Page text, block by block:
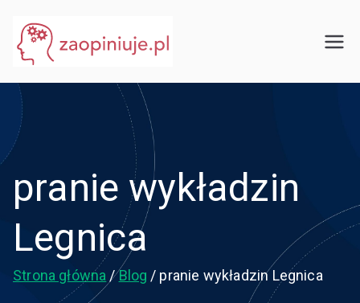
treści
pranie wykładzin
Legnica
Strona główna Blog pranie wykładzin Legnica